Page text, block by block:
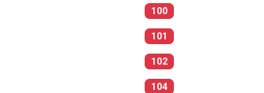
100
101
102
104